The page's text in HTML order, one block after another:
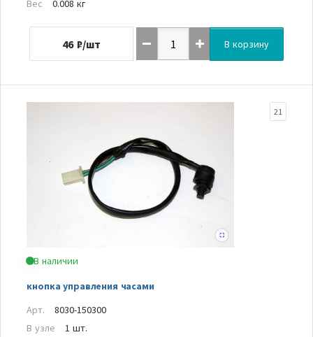
Вес 0.008 кг
46 ₽/шт В корзину
В наличии
кнопка управления часами
21
Арт.
8030-150300
В узле
1 шт.